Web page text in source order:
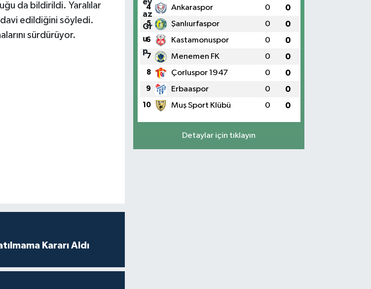
da bildirildi. Yaralılar
edildiğini söyledi.
sürdürüyor.
Kararı Aldı
4 Ankaraspor 0 0
5 Şanlıurfaspor 0 0
6 Kastamonuspor 0 0
7 Menemen FK 0 0
8 Çorluspor 1947 0 0
9 Erbaaspor 0 0
10 Muş Sport Klübü 0 0
Detaylar için tıklayın